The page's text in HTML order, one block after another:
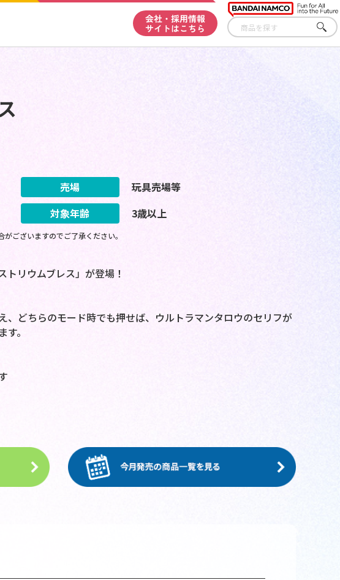
会社・採用情報
サイトはこちら
さが
す
売場
玩具売場等
対象年齢 3歳以上
ございますのでご了承ください。
トリウムブレス」が登場！
、どちらのモード時でも押せば、ウルトラマンタロウのセリフが
。